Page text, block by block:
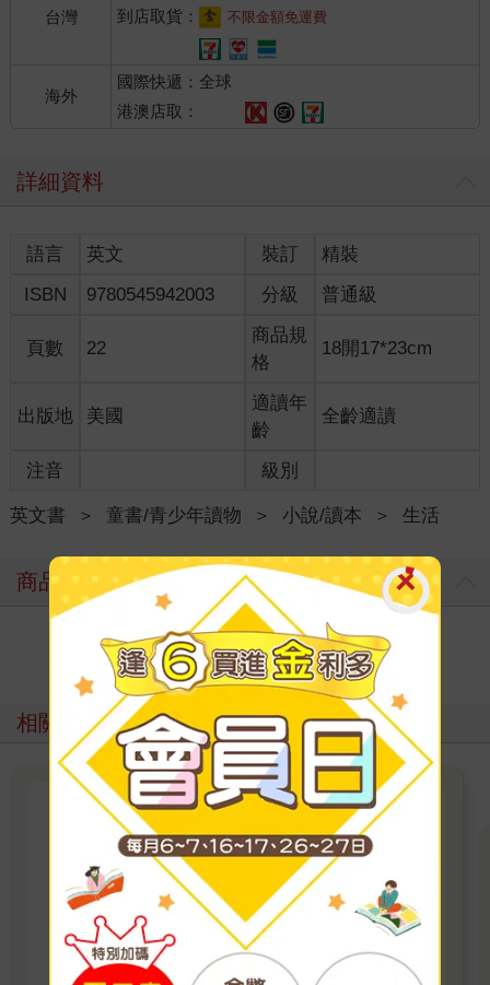
台灣
到店取貨：
不限金額免運費
海外
國際快遞：全球
港澳店取：
詳細資料
語言 英文 裝訂
精裝
ISBN
9780545942003 分級 普通級
頁數 22
商品規
格
18開17*23cm
出版地 美國
適讀年
齡
全齡適讀
注音 級別
英文書 ＞ 童書/青少年讀物 ＞ 小說/讀本 ＞ 生活
商品評價
寫評價
相關主題
2025聖誕閱讀村：Christmas
Storytime Wonderland
Christmas Storytime Wonderland 今年聖誕節，
讓故事、色彩與想像力成為最棒的禮物！ 精選
Bluey、Peppa Pig、Paw Patrol、迪士尼、尋找
威力等經典角色的聖誕繪本與倒數日曆， 從閱